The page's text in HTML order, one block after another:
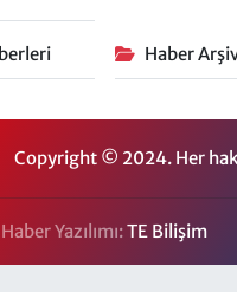
Haber
Copyright © 2024. Her
Haber Yazılımı:TE Bilişim